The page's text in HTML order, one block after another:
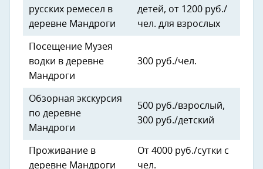
русских ремесел в
деревне Мандроги
детей, от 1200 руб./
чел. для взрослых
Посещение Музея
водки в деревне
Мандроги
300 руб./чел.
Обзорная экскурсия
по деревне
Мандроги
500 руб./взрослый,
300 руб./детский
Проживание в
деревне Мандроги
От 4000 руб./сутки с
чел.